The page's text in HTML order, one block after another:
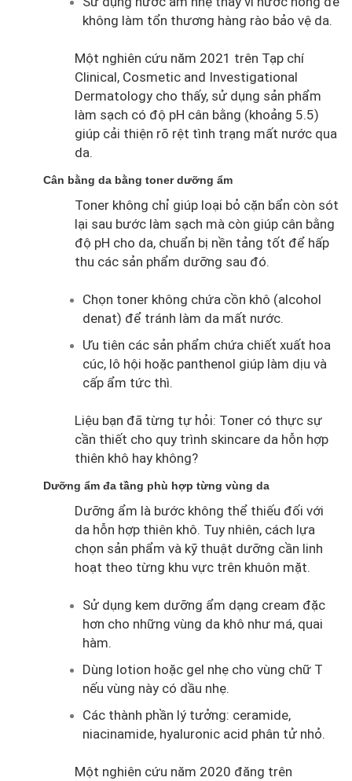
không làm tổn thương hàng rào bảo vệ da.
Một nghiên cứu năm 2021 trên Tạp chí
Clinical, Cosmetic and Investigational
Dermatology cho thấy, sử dụng sản phẩm
làm sạch có độ pH cân bằng (khoảng 5.5)
giúp cải thiện rõ rệt tình trạng mất nước qua
da.
Cân bằng da bằng toner dưỡng ẩm
Toner không chỉ giúp loại bỏ cặn bẩn còn sót
lại sau bước làm sạch mà còn giúp cân bằng
độ pH cho da, chuẩn bị nền tảng tốt để hấp
thu các sản phẩm dưỡng sau đó.
Chọn toner không chứa cồn khô (alcohol
denat) để tránh làm da mất nước.
Ưu tiên các sản phẩm chứa chiết xuất hoa
cúc, lô hội hoặc panthenol giúp làm dịu và
cấp ẩm tức thì.
Liệu bạn đã từng tự hỏi: Toner có thực sự
cần thiết cho quy trình skincare da hỗn hợp
thiên khô hay không?
Dưỡng ẩm đa tầng phù hợp từng vùng da
Dưỡng ẩm là bước không thể thiếu đối với
da hỗn hợp thiên khô. Tuy nhiên, cách lựa
chọn sản phẩm và kỹ thuật dưỡng cần linh
hoạt theo từng khu vực trên khuôn mặt.
Sử dụng kem dưỡng ẩm dạng cream đặc
hơn cho những vùng da khô như má, quai
hàm.
Dùng lotion hoặc gel nhẹ cho vùng chữ T
nếu vùng này có dầu nhẹ.
Các thành phần lý tưởng: ceramide,
niacinamide, hyaluronic acid phân tử nhỏ.
Một nghiên cứu năm 2020 đăng trên